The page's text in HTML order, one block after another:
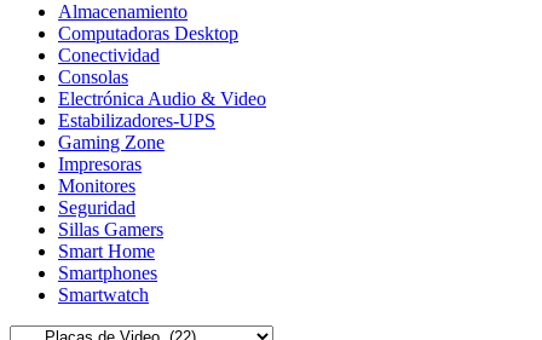
Almacenamiento
Computadoras Desktop
Conectividad
Consolas
Electrónica Audio & Video
Estabilizadores-UPS
Gaming Zone
Impresoras
Monitores
Seguridad
Sillas Gamers
Smart Home
Smartphones
Smartwatch